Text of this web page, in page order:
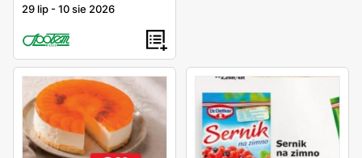
29 lip -10 sie 2026